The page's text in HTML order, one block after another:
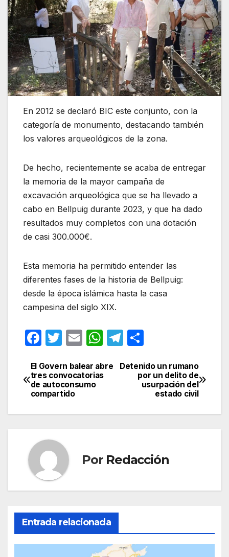
En 2012 se declaró BIC este conjunto, con la
categoría de monumento, destacando también
los valores arqueológicos de la zona.
De hecho, recientemente se acaba de entregar
la memoria de la mayor campaña de
excavación arqueológica que se ha llevado a
cabo en Bellpuig durante 2023, y que ha dado
resultados muy completos con una dotación
de casi 300.000€.
Esta memoria ha permitido entender las
diferentes fases de la historia de Bellpuig:
desde la época islámica hasta la casa
campesina del siglo XIX.
F
c
e
b
o
o
k
T
itt
er
E
ail
W
at
p
T
e
gr
m
m
p
ar
tir
Navegación
de
entradas
Detenido un rumano
por un delito de
usurpación del
estado civil
El Govern balear abre
tres convocatorias
de autoconsumo
compartido
Por Redacción
Entrada relacionada